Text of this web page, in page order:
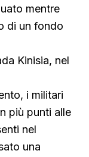
mentre
di un fondo
Kinisia, nel
i militari
più punti alle
nel
una